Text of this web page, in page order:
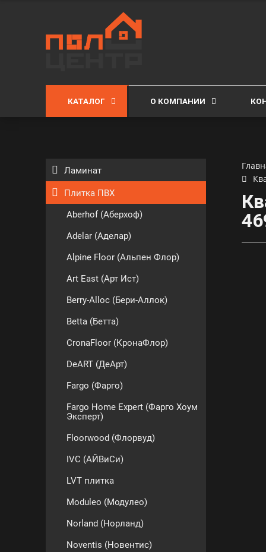
КАТАЛОГ О КОМПАНИИ
Ламинат
Плитка ПВХ
Aberhof (Аберхоф)
Adelar (Аделар)
Alpine Floor (Альпен Флор)
Art East (Арт Ист)
Berry-Alloc (Бери-Аллок)
Betta (Бетта)
CronaFloor (КронаФлор)
DeART (ДеАрт)
Fargo (Фарго)
Fargo Home Expert (Фарго Хоум
Эксперт)
Floorwood (Флорвуд)
IVC (АЙВиСи)
LVT плитка
Moduleo (Модулео)
Norland (Норланд)
Noventis (Новентис)